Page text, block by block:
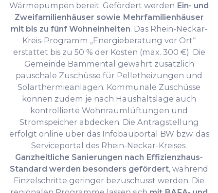
Wärmepumpen bereit. Gefördert werden Ein- und
Zweifamilienhäuser sowie Mehrfamilienhäuser
mit bis zu fünf Wohneinheiten. Das Rhein-Neckar-
Kreis-Programm „Energieberatung vor Ort“
erstattet bis zu 50 % der Kosten (max. 300 €). Die
Gemeinde Bammental gewährt zusätzlich
pauschale Zuschüsse für Pelletheizungen und
Solarthermieanlagen. Kommunale Zuschüsse
können zudem je nach Haushaltslage auch
kontrollierte Wohnraumlüftungen und
Stromspeicher abdecken. Die Antragstellung
erfolgt online über das Infobauportal BW bzw. das
Serviceportal des Rhein-Neckar-Kreises.
Ganzheitliche Sanierungen nach Effizienzhaus-
Standard werden besonders gefördert, während
Einzelschritte geringer bezuschusst werden. Die